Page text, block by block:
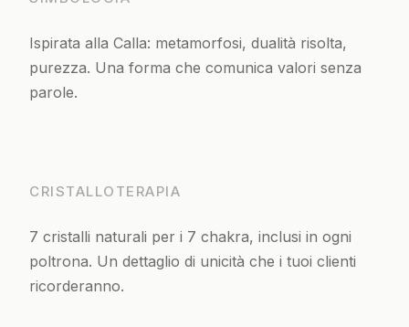
Ispirata alla Calla: metamorfosi, dualità risolta,
purezza. Una forma che comunica valori senza
parole.
CRISTALLOTERAPIA
7 cristalli naturali per i 7 chakra, inclusi in ogni
poltrona. Un dettaglio di unicità che i tuoi clienti
ricorderanno.